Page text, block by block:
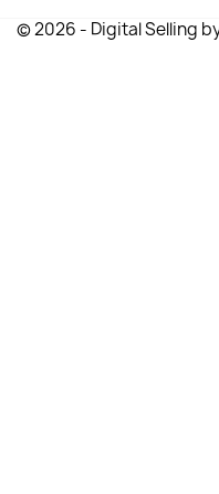
© 2026 - Digital Selling